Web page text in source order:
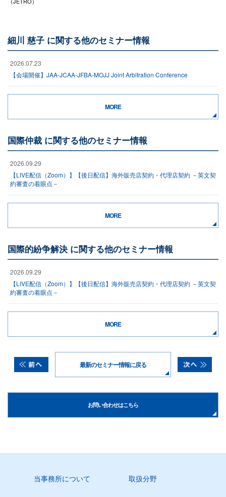
細川 慈子 に関する他のセミナー情報
2026.07.23
【会場開催】JAA-JCAA-JFBA-MOJJ Joint Arbitration Conference
MORE
国際仲裁 に関する他のセミナー情報
2026.09.29
【LIVE配信（Zoom）】【後日配信】海外販売店契約・代理店契約 －英文契
約審査の着眼点－
MORE
国際的紛争解決 に関する他のセミナー情報
2026.09.29
【LIVE配信（Zoom）】【後日配信】海外販売店契約・代理店契約 －英文契
約審査の着眼点－
MORE
最新のセミナー情報に戻る
お問い合わせはこちら
当事務所について 取扱分野